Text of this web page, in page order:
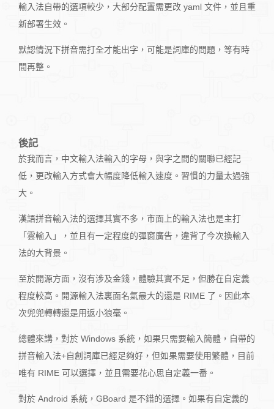
輸入法自帶的選項較少，大部分配置需更改 yaml 文件，並且重
新部署生效。
默認情況下拼音需打全才能出字，可能是詞庫的問題，等有時
間再整。
後記
於我而言，中文輸入法輸入的字母，與字之間的關聯已經記
低，更改輸入方式會大幅度降低輸入速度。習慣的力量太過強
大。
漢語拼音輸入法的選擇其實不多，市面上的輸入法也是主打
「雲輸入」，並且有一定程度的彈窗廣告，違背了今次換輸入
法的大背景。
至於開源方面，沒有涉及金錢，體驗其實不足，但勝在自定義
程度較高。開源輸入法裏面名氣最大的還是 RIME 了。因此本
次兜兜轉轉還是用返小狼毫。
總體來講，對於 Windows 系統，如果只需要輸入簡體，自帶的
拼音輸入法+自創詞庫已經足夠好，但如果需要使用繁體，目前
唯有 RIME 可以選擇，並且需要花心思自定義一番。
對於 Android 系統，GBoard 是不錯的選擇。如果有自定義的